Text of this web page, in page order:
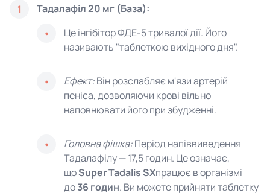
1
Тадалафіл 20 мг (База):
Це інгібітор ФДЕ-5 тривалої дії. Його
називають "таблеткою вихідного дня".
Ефект:Він розслабляє м'язи артерій
пеніса, дозволяючи крові вільно
наповнювати його при збудженні.
Головна фішка:Період напіввиведення
Тадалафілу — 17,5 годин. Це означає,
щоSuper Tadalis SXпрацює в організмі
до36 годин. Ви можете прийняти таблетку